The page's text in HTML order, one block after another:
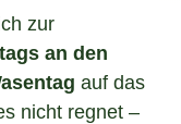
zur
an den
auf das
nicht regnet –